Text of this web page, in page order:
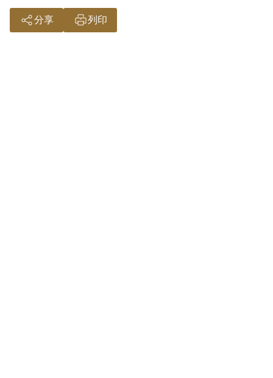
楊光樹、黃錦郎、及吳阿舟等8人有連續藏
匿或藏匿叛徒之行為，故認非有實據。
分享 列印